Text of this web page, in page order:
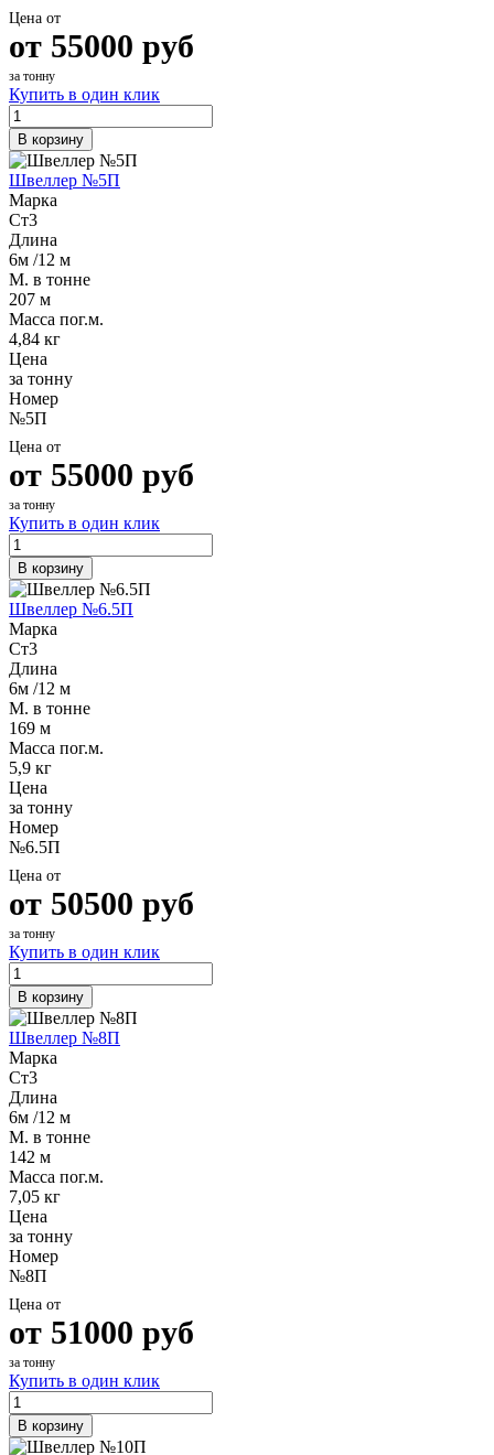
Цена от
от 55000 руб
за тонну
Купить в один клик
В корзину
Швеллер №5П
Марка
Ст3
Длина
6м /12 м
М. в тонне
207 м
Масса пог.м.
4,84 кг
Цена
за тонну
Номер
№5П
Цена от
от 55000 руб
за тонну
Купить в один клик
В корзину
Швеллер №6.5П
Марка
Ст3
Длина
6м /12 м
М. в тонне
169 м
Масса пог.м.
5,9 кг
Цена
за тонну
Номер
№6.5П
Цена от
от 50500 руб
за тонну
Купить в один клик
В корзину
Швеллер №8П
Марка
Ст3
Длина
6м /12 м
М. в тонне
142 м
Масса пог.м.
7,05 кг
Цена
за тонну
Номер
№8П
Цена от
от 51000 руб
за тонну
Купить в один клик
В корзину